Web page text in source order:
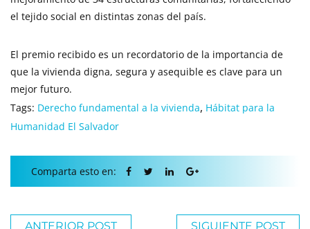
el tejido social en distintas zonas del país.
El premio recibido es un recordatorio de la importancia de
que la vivienda digna, segura y asequible es clave para un
mejor futuro.
Tags: Derecho fundamental a la vivienda, Hábitat para la
Humanidad El Salvador
Comparta esto en:
ANTERIOR POST SIGUIENTE POST